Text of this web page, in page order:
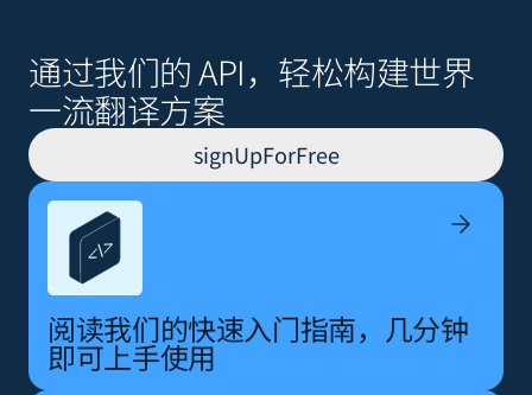
通过我们的 API，轻松构建世界
一流翻译方案
signUpForFree
阅读我们的快速入门指南，几分钟
即可上手使用